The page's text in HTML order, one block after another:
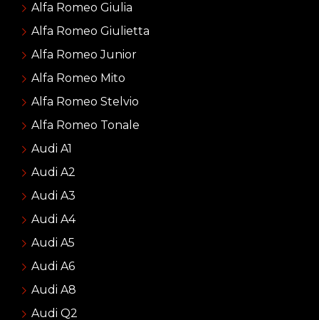
Alfa Romeo Giulia
Alfa Romeo Giulietta
Alfa Romeo Junior
Alfa Romeo Mito
Alfa Romeo Stelvio
Alfa Romeo Tonale
Audi A1
Audi A2
Audi A3
Audi A4
Audi A5
Audi A6
Audi A8
Audi Q2